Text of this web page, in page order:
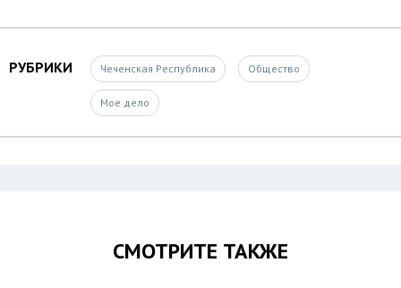
РУБРИКИ Чеченская Республика Общество
Мое дело
СМОТРИТЕ ТАКЖЕ